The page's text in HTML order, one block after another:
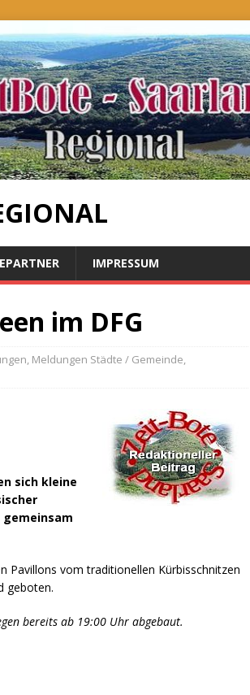
IMPRESSUM
im DFG
, Meldungen Städte / Gemeinde,
sich kleine
Pavillons vom traditionellen Kürbisschnitzen
geboten.
bereits ab 19:00 Uhr abgebaut.